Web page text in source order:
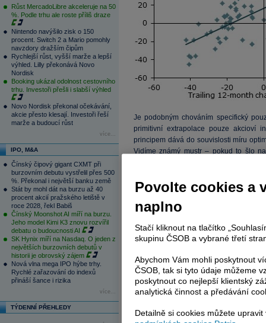
Růst MercadoLibre akceleruje na 50
%. Podle trhu ale roste příliš draze
Nintendo navýšilo zisk o 150
procent. Switch 2 a Mario pomohly
navzdory dražším čipům
Rychlejší růst, vyšší marže a lepší
výhled. Lilly překonává Novo
Nordisk
Booking ukázal odolnost cestovního
trhu. Investoři přešli i slabší výhled
Novo Nordisk překonal očekávání,
akcie přesto klesají. Investoři řeší
marže a budoucí růst
více...
IPO, M&A
Čínský čipový gigant CXMT při
burzovním debutu vystřelil přes 500
%. Překonal i největší banku země
Stát by mohl dát na burzu až 40
procent akcií pražského letiště v
roce 2028, řekl Babiš
Čínský Moonshot AI míří na burzu.
Jeho model Kimi K3 znovu rozvířil
debatu o budoucnosti AI
SK Hynix míří na Nasdaq. O jeden z
největších burzovních debutů v
historii je obrovský zájem
Nová vlna mega IPO hýbe trhy.
Rychlé zařazování do indexů
přináší šance i rizika
více...
TÝDENNÍ PŘEHLEDY
Je podobným chováním specifický
primitivní extrapolace pouze akcioví
principem dává do souvislosti míru
Vidíme známý mustr – pokud to šlo
Povolte cookies a
naplno
Stačí kliknout na tlačítko
skupinu ČSOB a vybrané třetí
Abychom Vám mohli poskytnout
ČSOB, tak si tyto údaje můžeme
poskytnout co nejlepší klientský
analytická činnost a předávání
Detailně si cookies můžete